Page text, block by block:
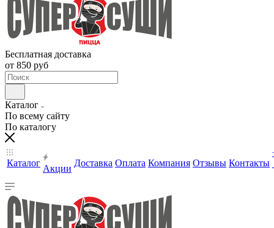
Бесплатная доставка
от 850 руб
Каталог
По всему сайту
По каталогу
Каталог
Акции
Доставка Оплата Компания Отзывы Контакты